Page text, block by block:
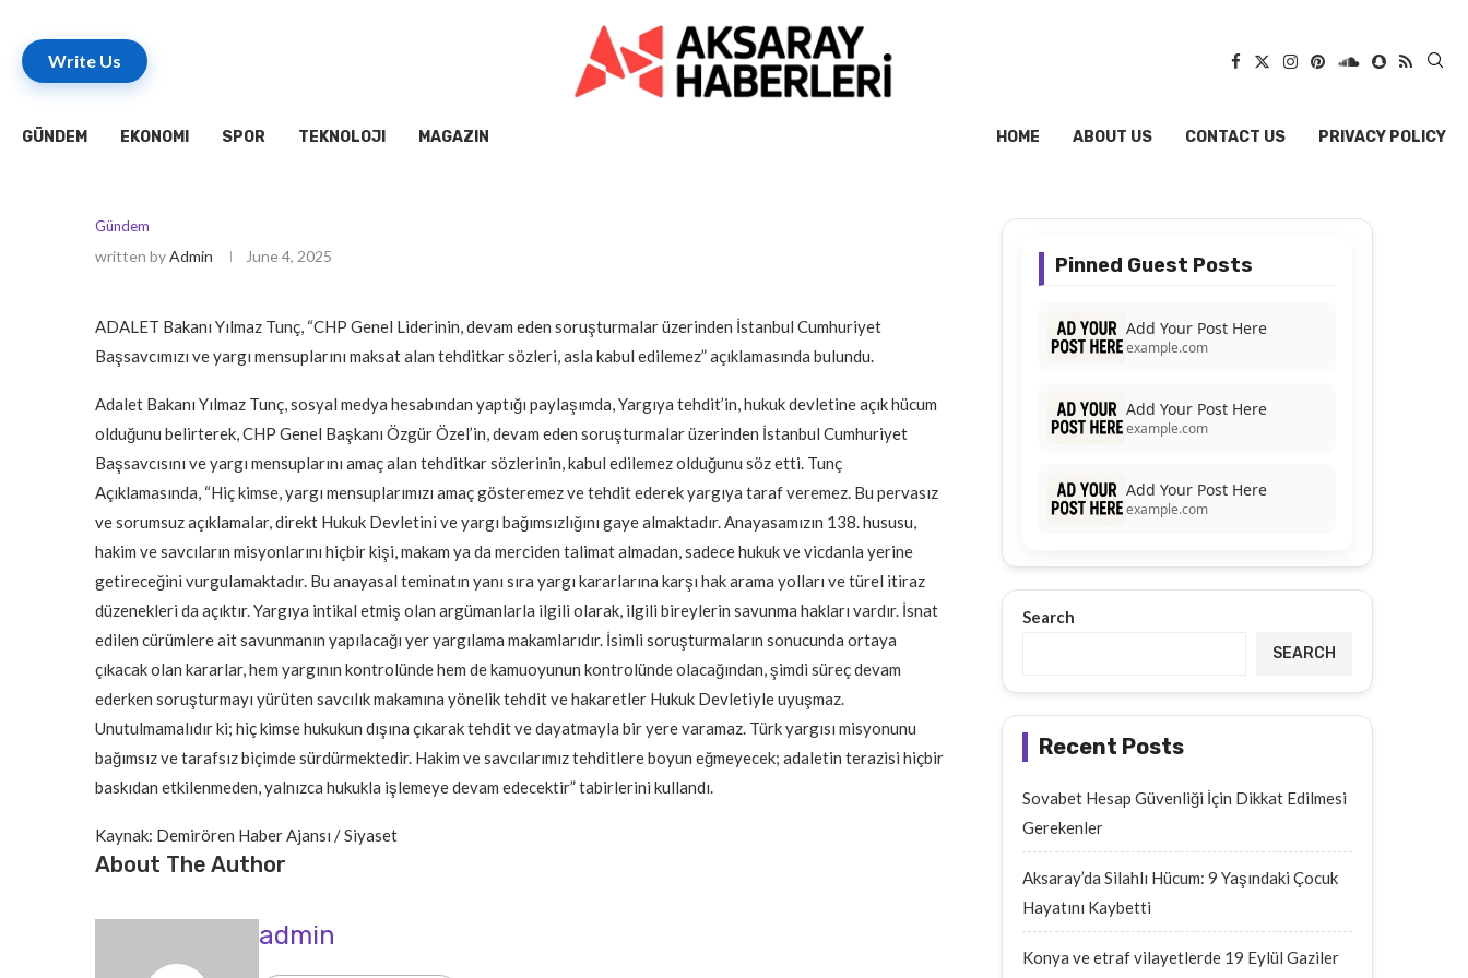
Write Us
GÜNDEM EKONOMI SPOR TEKNOLOJI MAGAZIN HOME ABOUT US CONTACT US PRIVACY POLICY
Gündem
written byAdmin June 4, 2025
ADALET Bakanı Yılmaz Tunç, “CHP Genel Liderinin, devam eden soruşturmalar üzerinden İstanbul Cumhuriyet
Başsavcımızı ve yargı mensuplarını maksat alan tehditkar sözleri, asla kabul edilemez” açıklamasında bulundu.
Adalet Bakanı Yılmaz Tunç, sosyal medya hesabından yaptığı paylaşımda, Yargıya tehdit’in, hukuk devletine açık hücum
olduğunu belirterek, CHP Genel Başkanı Özgür Özel’in, devam eden soruşturmalar üzerinden İstanbul Cumhuriyet
Başsavcısını ve yargı mensuplarını amaç alan tehditkar sözlerinin, kabul edilemez olduğunu söz etti. Tunç
Açıklamasında, “Hiç kimse, yargı mensuplarımızı amaç gösteremez ve tehdit ederek yargıya taraf veremez. Bu pervasız
ve sorumsuz açıklamalar, direkt Hukuk Devletini ve yargı bağımsızlığını gaye almaktadır. Anayasamızın 138. hususu,
hakim ve savcıların misyonlarını hiçbir kişi, makam ya da merciden talimat almadan, sadece hukuk ve vicdanla yerine
getireceğini vurgulamaktadır. Bu anayasal teminatın yanı sıra yargı kararlarına karşı hak arama yolları ve türel itiraz
düzenekleri da açıktır. Yargıya intikal etmiş olan argümanlarla ilgili olarak, ilgili bireylerin savunma hakları vardır. İsnat
edilen cürümlere ait savunmanın yapılacağı yer yargılama makamlarıdır. İsimli soruşturmaların sonucunda ortaya
çıkacak olan kararlar, hem yargının kontrolünde hem de kamuoyunun kontrolünde olacağından, şimdi süreç devam
ederken soruşturmayı yürüten savcılık makamına yönelik tehdit ve hakaretler Hukuk Devletiyle uyuşmaz.
Unutulmamalıdır ki; hiç kimse hukukun dışına çıkarak tehdit ve dayatmayla bir yere varamaz. Türk yargısı misyonunu
bağımsız ve tarafsız biçimde sürdürmektedir. Hakim ve savcılarımız tehditlere boyun eğmeyecek; adaletin terazisi hiçbir
baskıdan etkilenmeden, yalnızca hukukla işlemeye devam edecektir” tabirlerini kullandı.
Kaynak: Demirören Haber Ajansı / Siyaset
About The Author
admin
Pinned Guest Posts
Add Your Post Here
example.com
Add Your Post Here
example.com
Add Your Post Here
example.com
Search
SEARCH
Recent Posts
Sovabet Hesap Güvenliği İçin Dikkat Edilmesi
Gerekenler
Aksaray’da Silahlı Hücum: 9 Yaşındaki Çocuk
Hayatını Kaybetti
Konya ve etraf vilayetlerde 19 Eylül Gaziler